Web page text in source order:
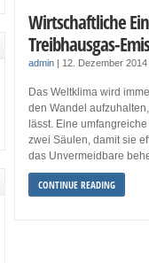
Wirtschaftliche
Treibhausgas-
admin | 12. Dezember 2014
Das Weltklima wird
den Wandel
lässt. Eine
zwei Säulen, damit sie
das Unvermeidbare
CONTINUE READING